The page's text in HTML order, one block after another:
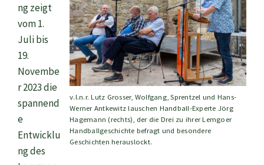
v.l.n.r. Lutz Grosser, Wolfgang, Sprentzel und Hans-
Werner Antkewitz lauschen Handball-Experte Jörg
Hagemann (rechts), der die Drei zu ihrer Lemgoer
Handballgeschichte befragt und besondere
Geschichten herauslockt.
ng zeigt
vom 1.
Juli bis
19.
Novembe
r 2023 die
spannend
e
Entwicklu
ng des